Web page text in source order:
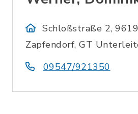
Schloßstraße 2,
Zapfendorf, GT
09547/921350